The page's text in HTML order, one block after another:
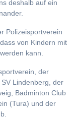
deshalb auf ein
Polizeisportverein
von Kindern mit
kann.
der
Lindenberg, der
Badminton Club
(Tura) und der